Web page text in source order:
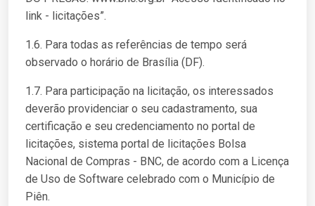
link - licitações”.
1.6. Para todas as referências de tempo será
observado o horário de Brasília (DF).
1.7. Para participação na licitação, os interessados
deverão providenciar o seu cadastramento, sua
certificação e seu credenciamento no portal de
licitações, sistema portal de licitações Bolsa
Nacional de Compras - BNC, de acordo com a Licença
de Uso de Software celebrado com o Município de
Piên.